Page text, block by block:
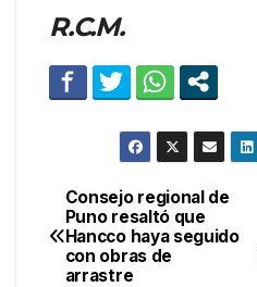
R.C.M.
Navegación
de
Consejo regional de
Puno resaltó que
Hancco haya seguido
con obras de
arrastre